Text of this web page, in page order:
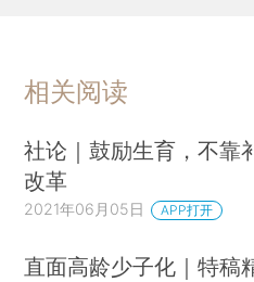
相关阅读
社论｜鼓励生育，不靠
改革
2021年06月05日 APP打开
直面高龄少子化｜特稿